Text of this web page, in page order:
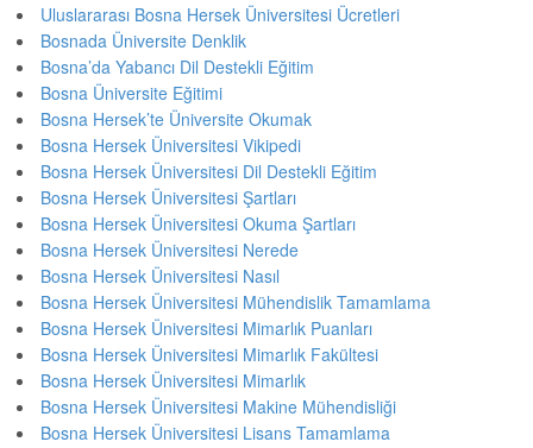
Uluslararası Bosna Hersek Üniversitesi Ücretleri
Bosnada Üniversite Denklik
Bosna’da Yabancı Dil Destekli Eğitim
Bosna Üniversite Eğitimi
Bosna Hersek’te Üniversite Okumak
Bosna Hersek Üniversitesi Vikipedi
Bosna Hersek Üniversitesi Dil Destekli Eğitim
Bosna Hersek Üniversitesi Şartları
Bosna Hersek Üniversitesi Okuma Şartları
Bosna Hersek Üniversitesi Nerede
Bosna Hersek Üniversitesi Nasıl
Bosna Hersek Üniversitesi Mühendislik Tamamlama
Bosna Hersek Üniversitesi Mimarlık Puanları
Bosna Hersek Üniversitesi Mimarlık Fakültesi
Bosna Hersek Üniversitesi Mimarlık
Bosna Hersek Üniversitesi Makine Mühendisliği
Bosna Hersek Üniversitesi Lisans Tamamlama